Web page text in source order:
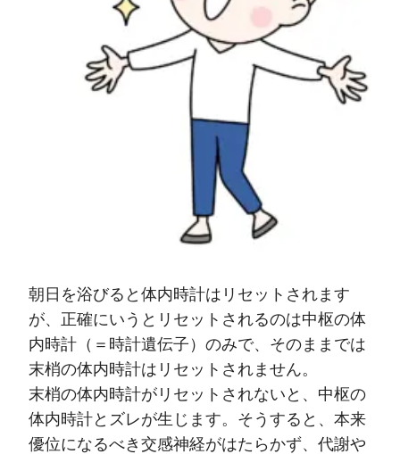
朝日を浴びると体内時計はリセットされます
が、正確にいうとリセットされるのは中枢の体
内時計（＝時計遺伝子）のみで、そのままでは
末梢の体内時計はリセットされません。
末梢の体内時計がリセットされないと、中枢の
体内時計とズレが生じます。そうすると、本来
優位になるべき交感神経がはたらかず、代謝や